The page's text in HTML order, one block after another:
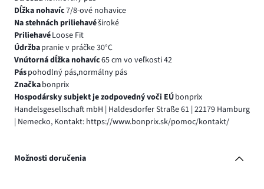
Dĺžka nohavíc7/8-ové nohavice
Na stehnách priliehavéširoké
PriliehavéLoose Fit
Údržbapranie v práčke 30°C
Vnútorná dĺžka nohavíc65 cm vo veľkosti 42
Páspohodlný pás,normálny pás
Značkabonprix
Hospodársky subjekt je zodpovedný voči EÚbonprix
Handelsgesellschaft mbH | Haldesdorfer Straße 61 | 22179 Hamburg
| Nemecko, Kontakt: https://www.bonprix.sk/pomoc/kontakt/
Možnosti doručenia